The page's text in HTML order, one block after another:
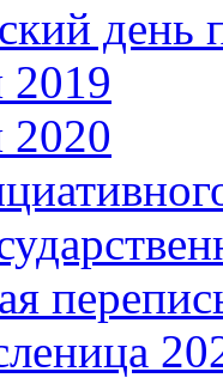
день
2019
2020